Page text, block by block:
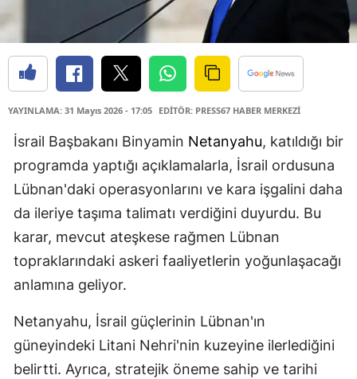
YAYINLAMA: 31 Mayıs 2026 - 17:05 EDİTÖR: PRESS67 HABER MERKEZİ
İsrail Başbakanı Binyamin Netanyahu, katıldığı bir
programda yaptığı açıklamalarla, İsrail ordusuna
Lübnan'daki operasyonlarını ve kara işgalini daha
da ileriye taşıma talimatı verdiğini duyurdu. Bu
karar, mevcut ateşkese rağmen Lübnan
topraklarındaki askeri faaliyetlerin yoğunlaşacağı
anlamına geliyor.
Netanyahu, İsrail güçlerinin Lübnan'ın
güneyindeki Litani Nehri'nin kuzeyine ilerlediğini
belirtti. Ayrıca, stratejik öneme sahip ve tarihi